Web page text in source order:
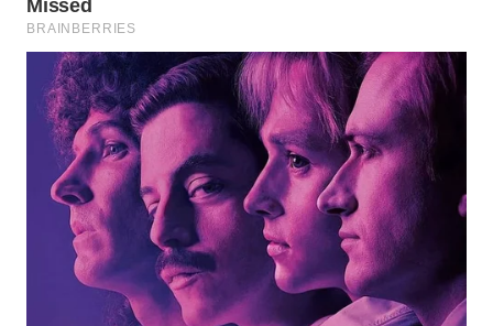
PRIANGAN
TIMUR
WN
SEMARANG
WN
SOLO
WN
BOROBUDUR